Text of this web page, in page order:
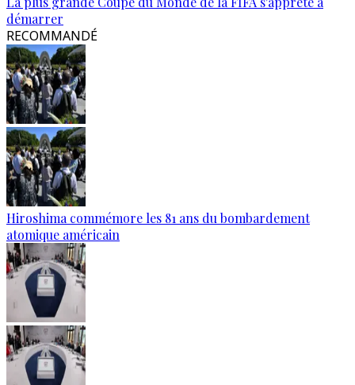
démarrer
RECOMMANDÉ
Hiroshima commémore les 81 ans du bombardement
atomique américain